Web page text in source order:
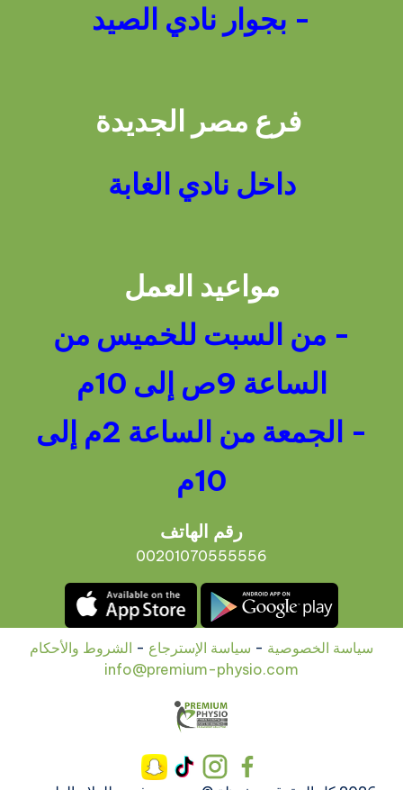
- بجوار نادي الصيد
فرع مصر الجديدة
داخل نادي الغابة
مواعيد العمل
- من السبت للخميس من
الساعة 9ص إلى 10م
- الجمعة من الساعة 2م إلى
10م
رقم الهاتف
00201070555556
سياسة الخصوصية - سياسة الإسترجاع - الشروط والأحكام
info@premium-physio.com